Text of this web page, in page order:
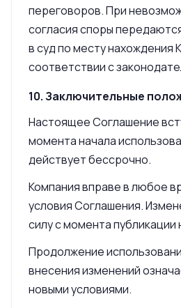
переговоров. При
согласия споры
в суд по месту нахождения
соответствии с
10. Заключительные
Настоящее Соглашение
момента начала
действует бессрочно.
Компания вправе в любое
условия Соглашения.
силу с момента публикации
Продолжение
внесения изменений
новыми условиями.